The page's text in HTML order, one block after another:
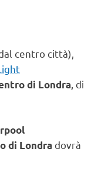
centro città),
di Londra, di
di Londra dovrà